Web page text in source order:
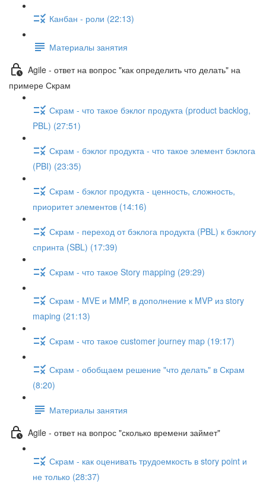
Канбан - роли (22:13)
Материалы занятия
Agile - ответ на вопрос "как определить что делать" на
примере Скрам
Скрам - что такое бэклог продукта (product backlog,
PBL) (27:51)
Скрам - бэклог продукта - что такое элемент бэклога
(PBI) (23:35)
Скрам - бэклог продукта - ценность, сложность,
приоритет элементов (14:16)
Скрам - переход от бэклога продукта (PBL) к бэклогу
спринта (SBL) (17:39)
Скрам - что такое Story mapping (29:29)
Скрам - MVE и MMP, в дополнение к MVP из story
maping (21:13)
Скрам - что такое customer journey map (19:17)
Скрам - обобщаем решение "что делать" в Скрам
(8:20)
Материалы занятия
Agile - ответ на вопрос "сколько времени займет"
Скрам - как оценивать трудоемкость в story point и
не только (28:37)